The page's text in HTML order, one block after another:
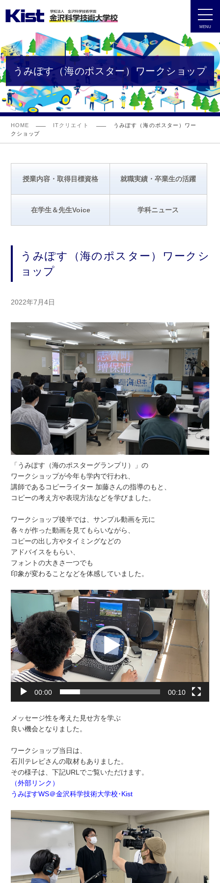
MENU
うみぽす（海のポスター）ワークショップ
HOME ITクリエイト
うみぽす（海のポスター）ワー
クショップ
授業内容・取得目標資格 就職実績・卒業生の活躍
在学生＆先生Voice 学科ニュース
うみぽす（海のポスター）ワークシ
ョップ
2022年7月4日
「うみぽす（海のポスターグランプリ）」の
ワークショップが今年も学内で行われ、
講師であるコピーライター 加藤さんの指導のもと、
コピーの考え方や表現方法などを学びました。
ワークショップ後半では、サンプル動画を元に
各々が作った動画を見てもらいながら、
コピーの出し方やタイミングなどの
アドバイスをもらい、
フォントの大きさ一つでも
印象が変わることなどを体感していました。
動
画
プ
レ
ー
ヤ
ー
00:00 00:10
メッセージ性を考えた見せ方を学ぶ
良い機会となりました。
ワークショップ当日は、
石川テレビさんの取材もありました。
その様子は、下記URLでご覧いただけます。
（外部リンク）
うみぽすWS＠金沢科学技術大学校･Kist